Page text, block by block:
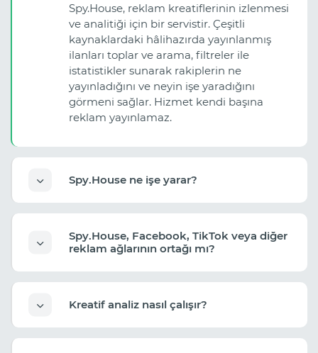
Spy.House, reklam kreatiflerinin izlenmesi
ve analitiği için bir servistir. Çeşitli
kaynaklardaki hâlihazırda yayınlanmış
ilanları toplar ve arama, filtreler ile
istatistikler sunarak rakiplerin ne
yayınladığını ve neyin işe yaradığını
görmeni sağlar. Hizmet kendi başına
reklam yayınlamaz.
Spy.House ne işe yarar?
Spy.House, Facebook, TikTok veya diğer
reklam ağlarının ortağı mı?
Kreatif analiz nasıl çalışır?